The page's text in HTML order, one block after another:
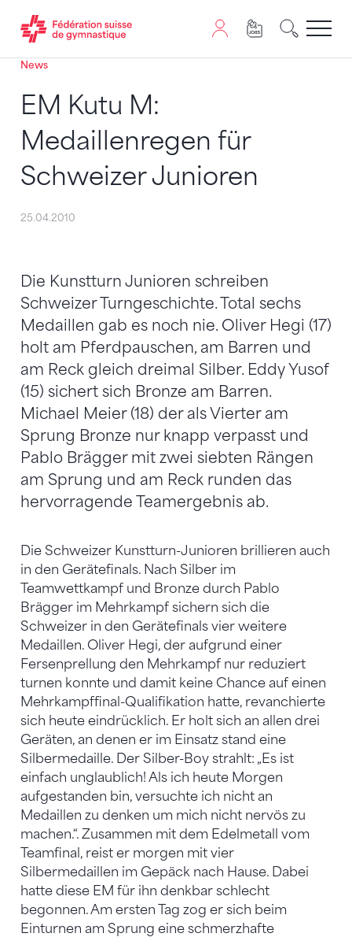
Passer au contenu
Naviguer vers le plan du siten
JavaScript est nécessaire pour naviguer sur ce site.
News
EM Kutu M:
Medaillenregen für
Schweizer Junioren
25.04.2010
Die Kunstturn Junioren schreiben
Schweizer Turngeschichte. Total sechs
Medaillen gab es noch nie. Oliver Hegi (17)
holt am Pferdpauschen, am Barren und
am Reck gleich dreimal Silber. Eddy Yusof
(15) sichert sich Bronze am Barren.
Michael Meier (18) der als Vierter am
Sprung Bronze nur knapp verpasst und
Pablo Brägger mit zwei siebten Rängen
am Sprung und am Reck runden das
hervorragende Teamergebnis ab.
Die Schweizer Kunstturn-Junioren brillieren auch
in den Gerätefinals. Nach Silber im
Teamwettkampf und Bronze durch Pablo
Brägger im Mehrkampf sichern sich die
Schweizer in den Gerätefinals vier weitere
Medaillen. Oliver Hegi, der aufgrund einer
Fersenprellung den Mehrkampf nur reduziert
turnen konnte und damit keine Chance auf einen
Mehrkampffinal-Qualifikation hatte, revanchierte
sich heute eindrücklich. Er holt sich an allen drei
Geräten, an denen er im Einsatz stand eine
Silbermedaille. Der Silber-Boy strahlt: „Es ist
einfach unglaublich! Als ich heute Morgen
aufgestanden bin, versuchte ich nicht an
Medaillen zu denken um mich nicht nervös zu
machen.“. Zusammen mit dem Edelmetall vom
Teamfinal, reist er morgen mit vier
Silbermedaillen im Gepäck nach Hause. Dabei
hatte diese EM für ihn denkbar schlecht
begonnen. Am ersten Tag zog er sich beim
Einturnen am Sprung eine schmerzhafte